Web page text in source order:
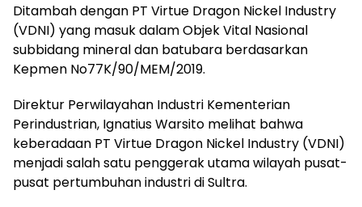
Ditambah dengan PT Virtue Dragon Nickel Industry
(VDNI) yang masuk dalam Objek Vital Nasional
subbidang mineral dan batubara berdasarkan
Kepmen No77K/90/MEM/2019.
Direktur Perwilayahan Industri Kementerian
Perindustrian, Ignatius Warsito melihat bahwa
keberadaan PT Virtue Dragon Nickel Industry (VDNI)
menjadi salah satu penggerak utama wilayah pusat-
pusat pertumbuhan industri di Sultra.